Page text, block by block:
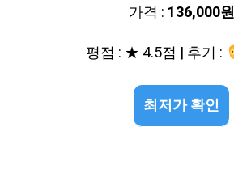
가격 : 136,000원
평점 : ★ 4.5점 | 후기 :
최저가 확인